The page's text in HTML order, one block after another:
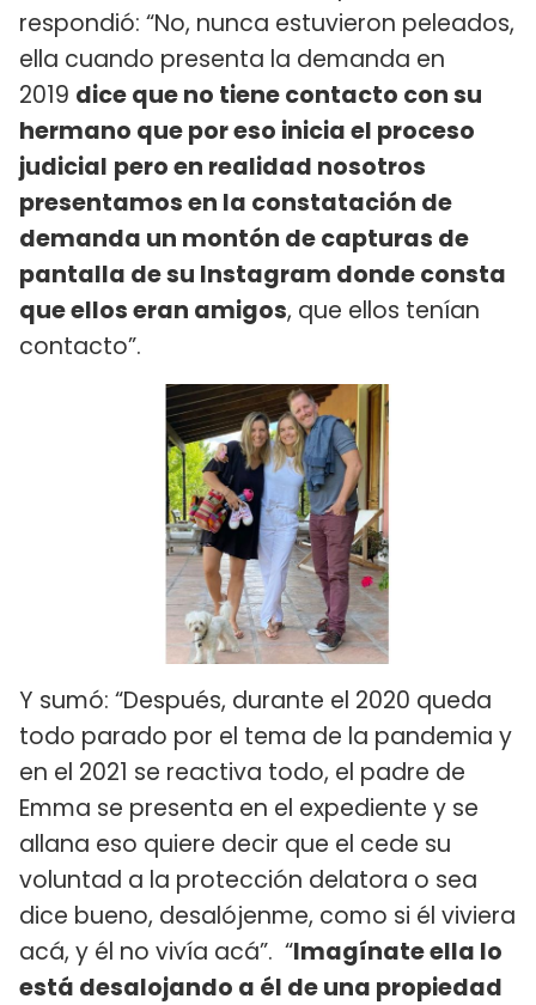
respondió: “No, nunca estuvieron peleados,
ella cuando presenta la demanda en
2019 dice que no tiene contacto con su
hermano que por eso inicia el proceso
judicial pero en realidad nosotros
presentamos en la constatación de
demanda un montón de capturas de
pantalla de su Instagram donde consta
que ellos eran amigos, que ellos tenían
contacto”.
Y sumó: “Después, durante el 2020 queda
todo parado por el tema de la pandemia y
en el 2021 se reactiva todo, el padre de
Emma se presenta en el expediente y se
allana eso quiere decir que el cede su
voluntad a la protección delatora o sea
dice bueno, desalójenme, como si él viviera
acá, y él no vivía acá”. “Imagínate ella lo
está desalojando a él de una propiedad